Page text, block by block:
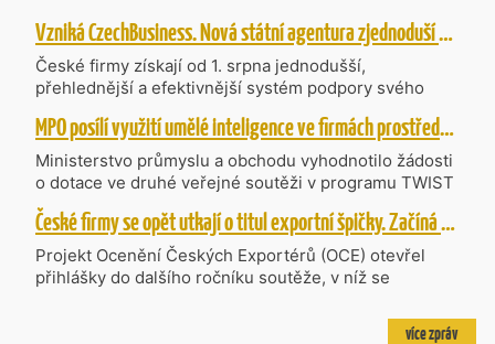
Vzniká CzechBusiness. Nová státní agentura zjednoduší podporu českých firem
České firmy získají od 1. srpna jednodušší,
přehlednější a efektivnější systém podpory svého
CzechBusiness, která propojuje dosavadní
kompetence agentur CzechTrade a CzechInvest.
Firmám nabídne jednoho partnera pro rozvoj od
inovací až po zahraniční expanzi.
MPO posílí využití umělé inteligence ve firmách prostřednictvím 40 projektů z programu TWIST
Ministerstvo průmyslu a obchodu vyhodnotilo žádosti
o dotace ve druhé veřejné soutěži v programu TWIST
– Transfer, Výzkum, Vývoj a Inovace pro Strategické
Technologie, do které bylo podáno 318 návrhů
projektů požadujících dotaci o celkovém objemu 4,27
mld. Kč. Částkou 630 mil. Kč bude podpořeno čtyřicet
nejlépe hodnocených projektů zaměřených na
výzkum v oblasti umělé inteligence a její aplikace do
podnikových procesů a do vývoje nových produktů na
České firmy se opět utkají o titul exportní špičky. Začíná další ročník Ocenění Českých Exportérů
Projekt Ocenění Českých Exportérů (OCE) otevřel
přihlášky do dalšího ročníku soutěže, v níž se
Projekt dlouhodobě vyzdvihuje, podporuje a oceňuje
více zpráv